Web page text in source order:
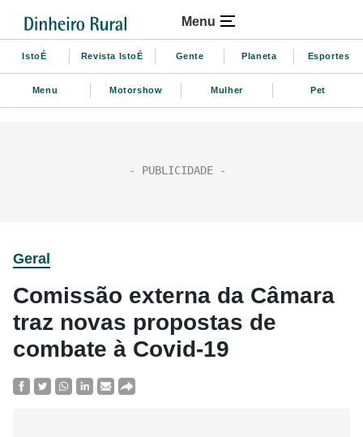
Menu
IstoÉ Revista IstoÉ Gente Planeta Esportes
Menu Motorshow Mulher Pet
Geral
Comissão externa da Câmara
traz novas propostas de
combate à Covid-19